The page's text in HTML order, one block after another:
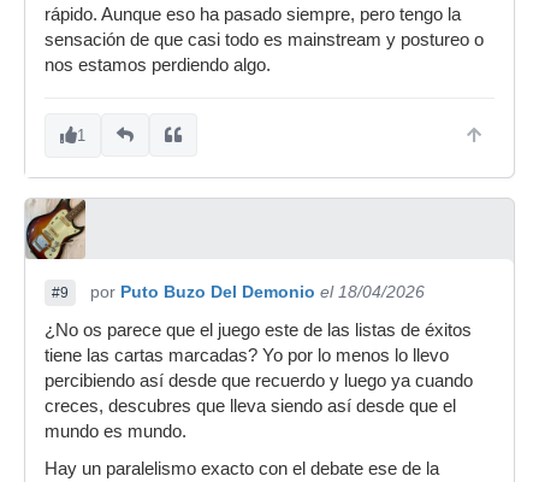
rápido. Aunque eso ha pasado siempre, pero tengo la
sensación de que casi todo es mainstream y postureo o
nos estamos perdiendo algo.
1
#9 por Puto Buzo Del Demonio el 18/04/2026
¿No os parece que el juego este de las listas de éxitos
tiene las cartas marcadas? Yo por lo menos lo llevo
percibiendo así desde que recuerdo y luego ya cuando
creces, descubres que lleva siendo así desde que el
mundo es mundo.
Hay un paralelismo exacto con el debate ese de la